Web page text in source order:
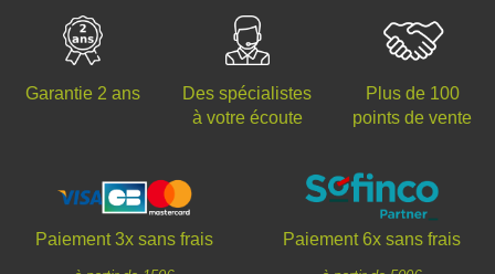
Garantie 2 ans
Des spécialistes
à votre écoute
Plus de 100
points de vente
Paiement 3x sans frais Paiement 6x sans frais